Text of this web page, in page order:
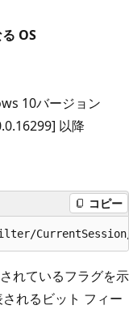
OS
10バージョン
以降
コピー
れているフラグを示
れるビット フィー